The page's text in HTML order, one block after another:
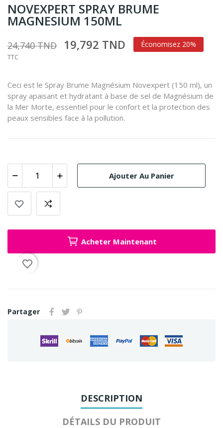
NOVEXPERT SPRAY BRUME
MAGNESIUM 150ML
24,740 TND 19,792 TND Économisez 20%
TTC
Ceci est le Spray Brume Magnésium Novexpert (150 ml), un
spray apaisant et hydratant à base de sel de Magnésium de
la Mer Morte, essentiel pour le confort et la protection des
peaux sensibles face à la pollution.
Ajouter Au Panier
Acheter Maintenant
favorite_border
Partager
DESCRIPTION
DÉTAILS DU PRODUIT